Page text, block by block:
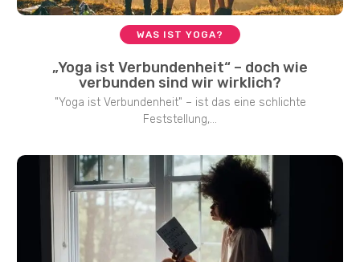
WAS IST YOGA?
„Yoga ist Verbundenheit“ – doch wie
verbunden sind wir wirklich?
"Yoga ist Verbundenheit" – ist das eine schlichte
Feststellung,...